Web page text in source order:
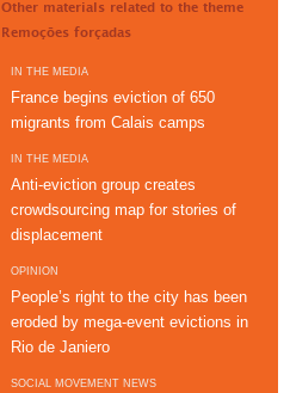
Other materials related to the theme
Remoções forçadas
IN THE MEDIA
France begins eviction of 650
migrants from Calais camps
IN THE MEDIA
Anti-eviction group creates
crowdsourcing map for stories of
displacement
OPINION
People’s right to the city has been
eroded by mega-event evictions in
Rio de Janiero
SOCIAL MOVEMENT NEWS